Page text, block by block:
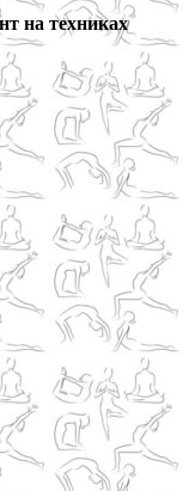
на техниках